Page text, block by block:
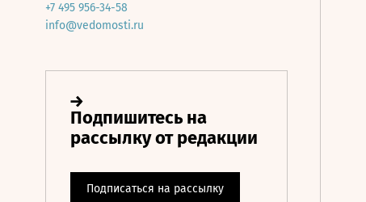
+7 495 956-34-58
info@vedomosti.ru